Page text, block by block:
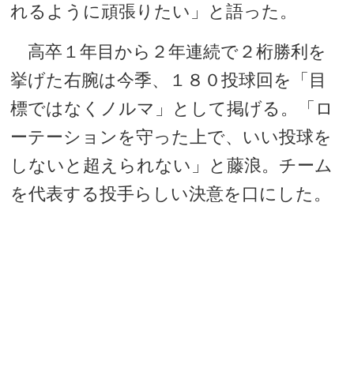
れるように頑張りたい」と語った。
高卒１年目から２年連続で２桁勝利を
挙げた右腕は今季、１８０投球回を「目
標ではなくノルマ」として掲げる。「ロ
ーテーションを守った上で、いい投球を
しないと超えられない」と藤浪。チーム
を代表する投手らしい決意を口にした。